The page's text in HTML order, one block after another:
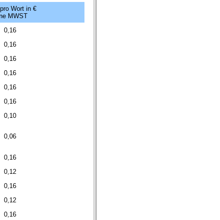
Wort in €
MWST
0,16
0,16
0,16
0,16
0,16
0,16
0,10
0,06
0,16
0,12
0,16
0,12
0,16